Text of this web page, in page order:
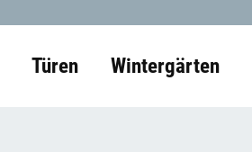
Türen Wintergärten